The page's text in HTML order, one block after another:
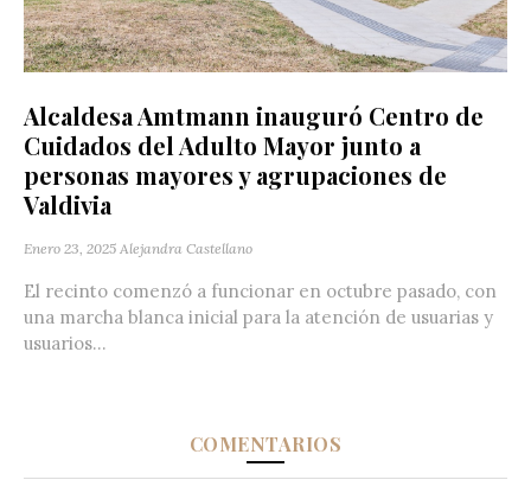
Alcaldesa Amtmann inauguró Centro de
Cuidados del Adulto Mayor junto a
personas mayores y agrupaciones de
Valdivia
Enero 23, 2025 Alejandra Castellano
El recinto comenzó a funcionar en octubre pasado, con
una marcha blanca inicial para la atención de usuarias y
usuarios...
COMENTARIOS